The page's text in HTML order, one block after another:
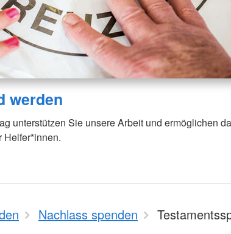
werden
unterstützen Sie unsere Arbeit und ermöglichen
Helfer*innen.
Nachlass spenden